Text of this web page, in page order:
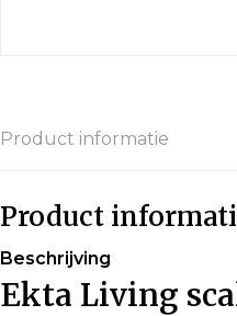
Product informatie
Product
Beschrijving
Ekta Living